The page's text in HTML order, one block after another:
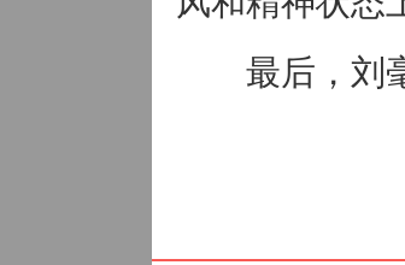
最后，刘毫